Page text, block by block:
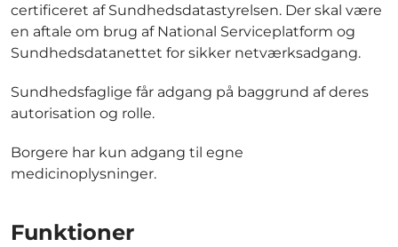
certificeret af Sundhedsdatastyrelsen. Der skal være
en aftale om brug af National Serviceplatform og
Sundhedsdatanettet for sikker netværksadgang.
Sundhedsfaglige får adgang på baggrund af deres
autorisation og rolle.
Borgere har kun adgang til egne
medicinoplysninger.
Funktioner